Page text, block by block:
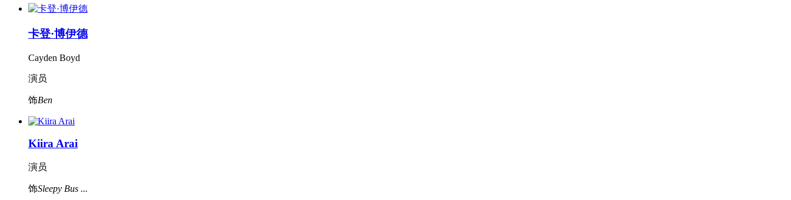
卡登·博伊德
Cayden Boyd
演员
饰Ben
Kiira Arai
演员
饰Sleepy Bus ...